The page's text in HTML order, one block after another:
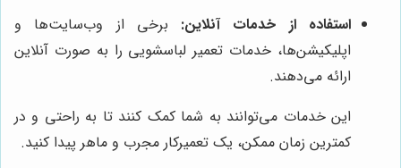
استفاده از خدمات آنلاین: برخی از وب‌سایت‌ها و
اپلیکیشن‌ها، خدمات تعمیر لباسشویی را به صورت آنلاین
ارائه می‌دهند.
این خدمات می‌توانند به شما کمک کنند تا به راحتی و در
کمترین زمان ممکن، یک تعمیرکار مجرب و ماهر پیدا کنید.